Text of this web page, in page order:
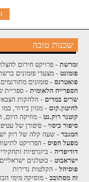
שכנות טובה
זמרשת- פרויקט חירום
פזמונט- מצעדי פזמונים
פואטרנס- פזמונים
הספרייה הלאומית- ספריית
שרים במדים - הלהקות
להיטון.קום - מגזין בידור,
קוטנר רוק.נט- מוזיקה היום,
סיפור כיסוי- סיפורן של
המגבר- שעה קלה של רוק
מפעל הפיס- הפרויקט
דודיפדיה- ביוגרפיות
ישראבוט- בוטלגים ישראליים
פוסיהל- הקלטות נדירות
זה מסתובב- מוסיקה מימי